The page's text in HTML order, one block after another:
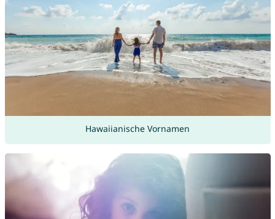
Hawaiianische Vornamen